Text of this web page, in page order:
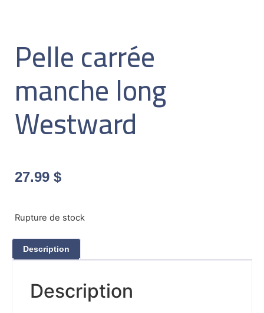
Pelle carrée
manche long
Westward
27.99 $
Rupture de stock
Description
Description